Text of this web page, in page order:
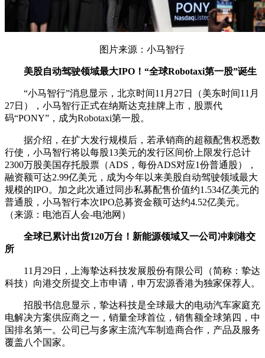
图片来源：小马智行
美股自动驾驶领域最大IPO！“全球Robotaxi第一股”诞生
“小马智行”消息显示，北京时间11月27日（美东时间11月
27日），小马智行正式在纳斯达克挂牌上市，股票代
码“PONY”，成为Robotaxi第一股。
据介绍，在扩大发行规模后，若承销商的超额配售权悉数
行使，小马智行将以每股13美元的发行区间价上限发行总计
2300万股美国存托股票（ADS，每份ADS对应1份普通股），
融资额可达2.99亿美元，成为今年以来美股自动驾驶领域最大
规模的IPO。加之此次通过同步私募配售价值约1.534亿美元的
普通股，小马智行本次IPO总募资金额可达约4.52亿美元。
（来源：电池百人会-电池网）
全球已累计出货120万台！新能源领域又一公司冲刺港交
所
11月29日，上海挚达科技发展股份有限公司（简称：挚达
科技）向港交所提交上市申请，申万宏源香港为独家保荐人。
招股书信息显示，挚达科技是全球最大的电动汽车家庭充
电解决方案供应商之一，销量全球首位，销售额全球第四，中
国排名第一。公司已与多家主流汽车制造商合作，产品及服务
覆盖八个国家。